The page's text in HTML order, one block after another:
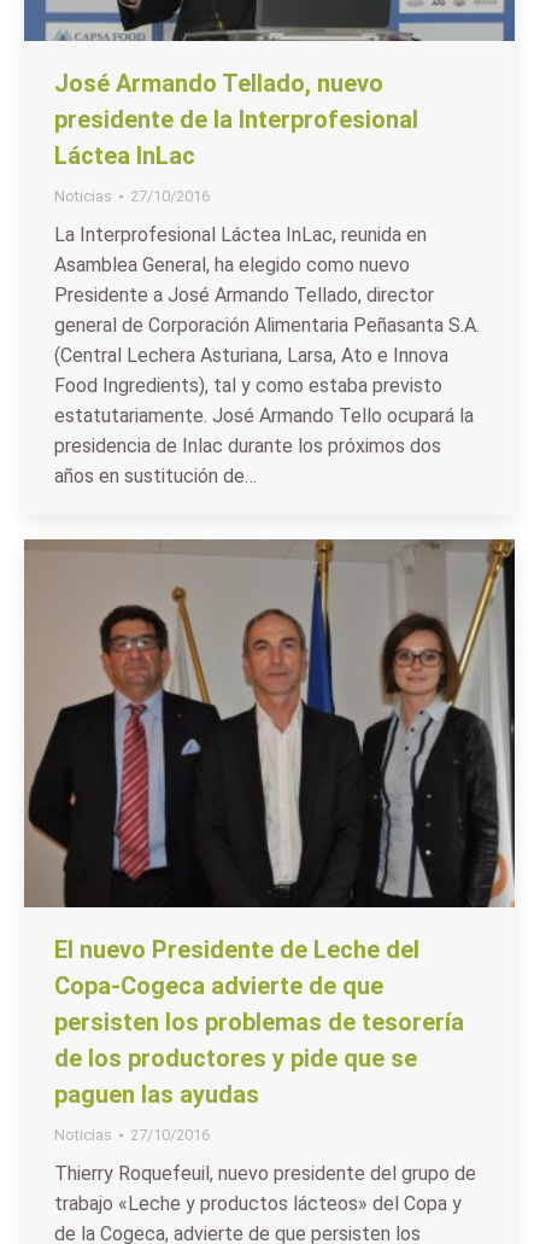
José Armando Tellado, nuevo
presidente de la Interprofesional
Láctea InLac
Noticias 27/10/2016
La Interprofesional Láctea InLac, reunida en
Asamblea General, ha elegido como nuevo
Presidente a José Armando Tellado, director
general de Corporación Alimentaria Peñasanta S.A.
(Central Lechera Asturiana, Larsa, Ato e Innova
Food Ingredients), tal y como estaba previsto
estatutariamente. José Armando Tello ocupará la
presidencia de Inlac durante los próximos dos
años en sustitución de…
El nuevo Presidente de Leche del
Copa-Cogeca advierte de que
persisten los problemas de tesorería
de los productores y pide que se
paguen las ayudas
Noticias 27/10/2016
Thierry Roquefeuil, nuevo presidente del grupo de
trabajo «Leche y productos lácteos» del Copa y
de la Cogeca, advierte de que persisten los